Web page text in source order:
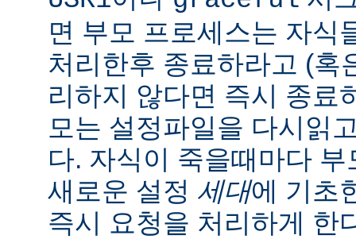
면 부모 프로세스는 자식
처리한후 종료하라고 (혹
리하지 않다면 즉시 종료
모는 설정파일을 다시읽
다. 자식이 죽을때마다
새로운 설정 세대에 기초
즉시 요청을 처리하게 한